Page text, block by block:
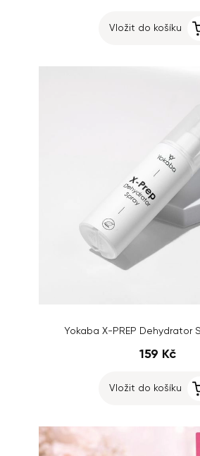
Vložit do košíku
Yokaba X-PREP Dehydrator
159 Kč
Vložit do košíku